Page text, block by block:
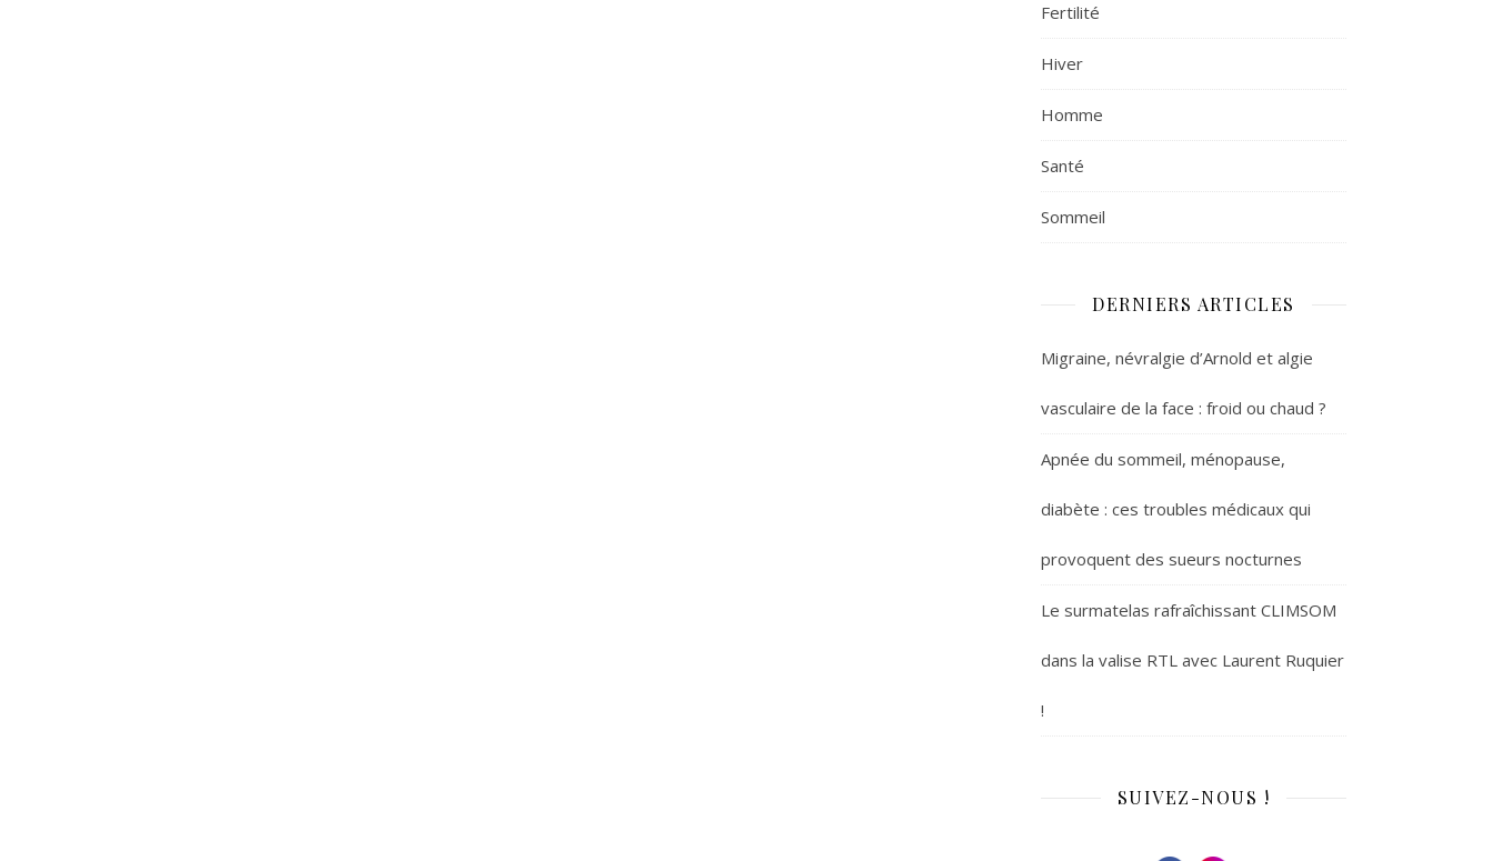
Fertilité
Hiver
Homme
Santé
Sommeil
DERNIERS ARTICLES
Migraine, névralgie d’Arnold et algie
vasculaire de la face : froid ou chaud ?
Apnée du sommeil, ménopause,
diabète : ces troubles médicaux qui
provoquent des sueurs nocturnes
Le surmatelas rafraîchissant CLIMSOM
dans la valise RTL avec Laurent Ruquier
!
SUIVEZ-NOUS !